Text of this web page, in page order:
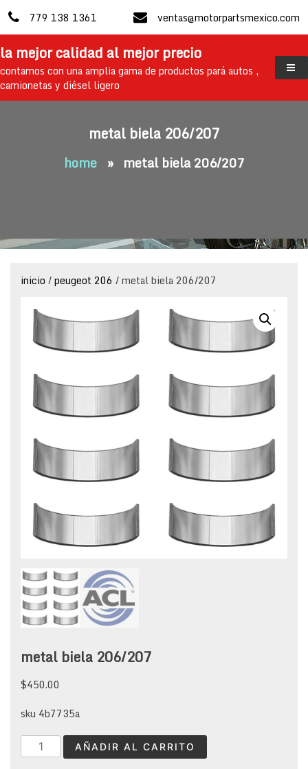
to
content
779 138 1361 ventas@motorpartsmexico.com
la mejor calidad al mejor precio
contamos con una amplia gama de productos pará autos ,
camionetas y diésel ligero
metal biela 206/207
home » metal biela 206/207
inicio /peugeot 206 / metal biela 206/207
metal biela 206/207
$450.00
sku 4b7735a
metal
biela
AÑADIR AL CARRITO